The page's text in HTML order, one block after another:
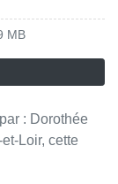
MB
Loir, cette